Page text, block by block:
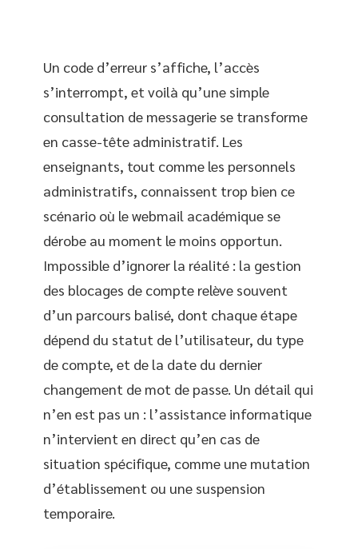
Un code d’erreur s’affiche, l’accès
s’interrompt, et voilà qu’une simple
consultation de messagerie se transforme
en casse-tête administratif. Les
enseignants, tout comme les personnels
administratifs, connaissent trop bien ce
scénario où le webmail académique se
dérobe au moment le moins opportun.
Impossible d’ignorer la réalité : la gestion
des blocages de compte relève souvent
d’un parcours balisé, dont chaque étape
dépend du statut de l’utilisateur, du type
de compte, et de la date du dernier
changement de mot de passe. Un détail qui
n’en est pas un : l’assistance informatique
n’intervient en direct qu’en cas de
situation spécifique, comme une mutation
d’établissement ou une suspension
temporaire.